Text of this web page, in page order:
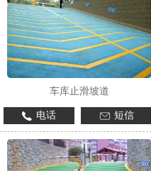
车库止滑坡道
电话 短信